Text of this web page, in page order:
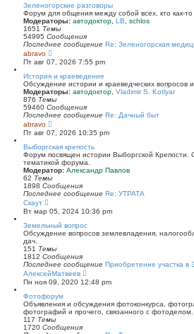
Зеленогорские разговоры
Форум для общения между собой всех, кто как-
Модераторы: автодоктор LB
schlos
1651 Темы
54995 Сообщения
Последнее сообщение Re: Зеленогорская
abravo
е
р
е
й
т
и
к
п
с
л
е
д
н
е
м
у
с
б
е
н
ю
Пт авг 07, 2026 7:55 pm
История и краеведение
Обсуждение истории и краеведческих
Модераторы: автодоктор Vladimir S. Kotlyar
876 Темы
59460 Сообщения
Последнее сообщение Re: Дачный быт
abravo
е
р
е
й
т
и
к
п
о
л
е
д
н
м
у
с
о
о
б
е
н
и
ю
Пт авг 07, 2026 10:35 pm
Выборгская крепость
Форум посвящен истории Выборгской Крепости.
тематикой форума.
Модератор: Александр Павлов
62 Темы
1898 Сообщения
Последнее сообщение Re: УТРАТА
Скаут
е
р
е
й
т
и
к
п
о
с
л
е
д
н
е
м
Вт мар 05, 2024 10:36 pm
Земельный вопрос
Обсуждение вопросов землевладения,
дач.
151 Темы
1812 Сообщения
Последнее сообщение Приобретение участка в
АлексейМатвеев
е
р
й
т
Пн ноя 09, 2020 12:48 pm
Фотофорум
Объявления и обсуждения фотоконкурса,
фотографий и прочего, связанного с фотоделом.
117 Темы
1720 Сообщения